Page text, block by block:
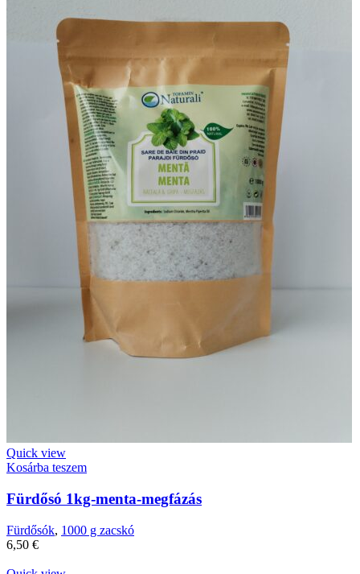
Quick view
Kosárba teszem
Fürdősó 1kg-menta-megfázás
Fürdősók, 1000 g zacskó
6,50 €